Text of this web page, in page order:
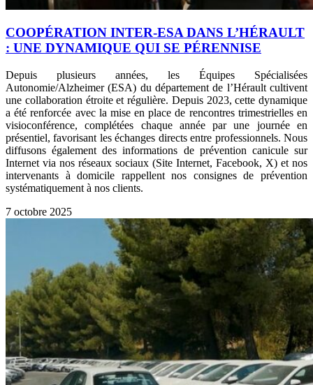
COOPÉRATION INTER-ESA DANS L’HÉRAULT
: UNE DYNAMIQUE QUI SE PÉRENNISE
Depuis plusieurs années, les Équipes Spécialisées
Autonomie/Alzheimer (ESA) du département de l’Hérault cultivent
une collaboration étroite et régulière. Depuis 2023, cette dynamique
a été renforcée avec la mise en place de rencontres trimestrielles en
visioconférence, complétées chaque année par une journée en
présentiel, favorisant les échanges directs entre professionnels. Nous
diffusons également des informations de prévention canicule sur
Internet via nos réseaux sociaux (Site Internet, Facebook, X) et nos
intervenants à domicile rappellent nos consignes de prévention
systématiquement à nos clients.
7 octobre 2025